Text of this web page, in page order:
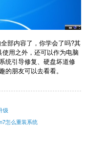
部内容了，你学会了吗?其
用之外，还可以作为电脑
统引导修复、硬盘坏道修
朋友可以去看看。
级
怎么重装系统